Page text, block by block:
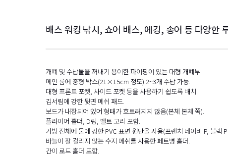
배스 워킹 낚시, 쇼어 배스, 에깅, 송어 등 다양한
개폐 및 수납물을 꺼내기 용이한 파이핑이 있는 대형 개폐부.
메인 룸에 중형 박스(21×15cm 정도) 2~3개 수납 가능.
대형 프론트 포켓, 사이드 포켓 등을 사용하기 쉽도록 배치.
김서림에 강한 뒷면 메쉬 패드.
보드가 내장되어 있어 형태가 흐트러지지 않음(본체 본체 쪽).
플라이어 홀더, D링, 벨트 고리 포함.
가방 전체에 물에 강한 PVC 표면 원단을 사용(프렌치 네이비 P, 블랙 P
바늘이 잘 걸리지 않는 수지 메쉬를 사용한 페트병 홀더.
간이 로드 홀더 포함.